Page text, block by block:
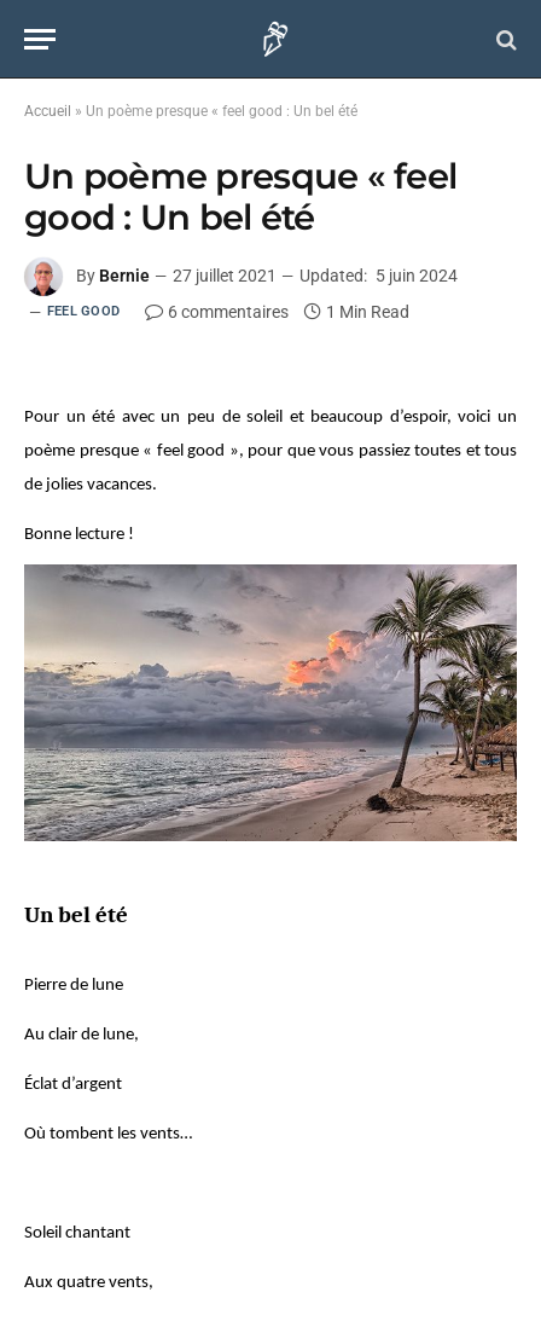
Accueil » Un poème presque « feel good : Un bel été
Un poème presque « feel
good : Un bel été
By Bernie 27 juillet 2021 Updated: 5 juin 2024
FEEL GOOD 6 commentaires 1 Min Read
Pour un été avec un peu de soleil et beaucoup d’espoir, voici un
poème presque « feel good », pour que vous passiez toutes et tous
de jolies vacances.
Bonne lecture !
Un bel été
Pierre de lune
Au clair de lune,
Éclat d’argent
Où tombent les vents…
Soleil chantant
Aux quatre vents,